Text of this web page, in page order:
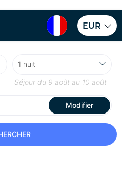
EUR
Séjour du 9 août au 10 août
Modifier